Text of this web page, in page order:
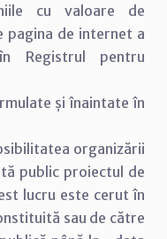
cu valoare de
pagina de internet a
pentru
și înaintate în
organizării
public proiectul de
lucru este cerut în
sau de către